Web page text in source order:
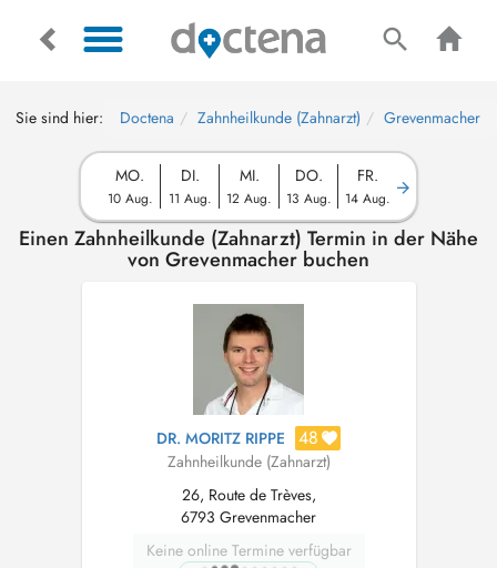
Sie sind hier: Doctena Zahnheilkunde (Zahnarzt) Grevenmacher
MO.
10 Aug.
DI.
11 Aug.
MI.
12 Aug.
DO.
13 Aug.
FR.
14 Aug.
Einen Zahnheilkunde (Zahnarzt) Termin in der Nähe
von Grevenmacher buchen
DR. MORITZ RIPPE 48
Zahnheilkunde (Zahnarzt)
26, Route de Trèves,
6793 Grevenmacher
Keine online Termine verfügbar